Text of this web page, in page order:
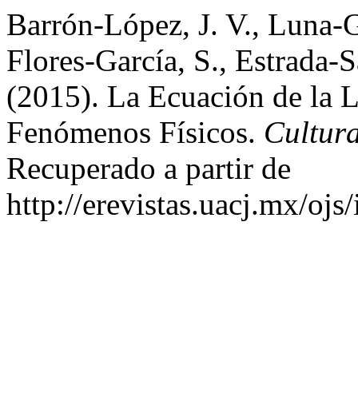
Barrón-López, J. V., Luna-
Flores-García, S., Estrada-
(2015). La Ecuación de la
Fenómenos Físicos.
Recuperado a partir de
http://erevistas.uacj.mx/